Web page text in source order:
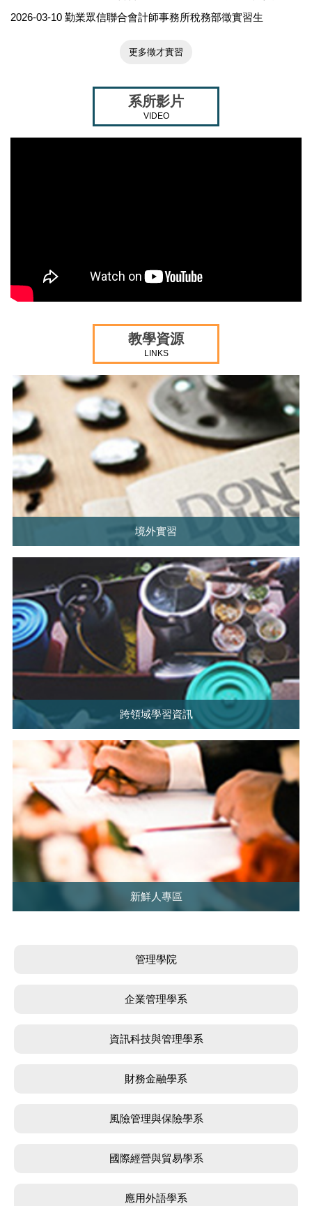
112學年度企業參訪-正大聯
合會計師事務所
113學年度67週年校慶系友
回娘家(1140322)
2026-03-10 勤業眾信聯合會計師事務所稅務部徵實習生
更多徵才實習
系所影片
VIDEO
教學資源
LINKS
境外實習
跨領域學習資訊
新鮮人專區
管理學院
企業管理學系
資訊科技與管理學系
財務金融學系
風險管理與保險學系
國際經營與貿易學系
應用外語學系